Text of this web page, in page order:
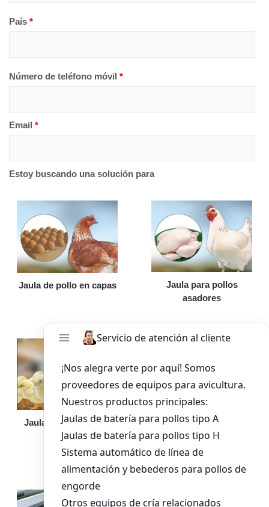
País *
Número de teléfono móvil *
Email *
Estoy buscando una solución para
Jaula de pollo en capas
Jaula para pollos
asadores
Jaula de pollo pollita
Bandeja de
alimentación para
pollos de engorde